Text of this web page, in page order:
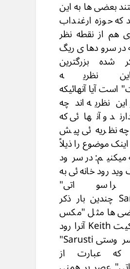
بعضی ها به این
که حوزه ارغنداب
هم از نقطه نظر
در سرودهای ریگ
شده بزرگترین
این نظریه
است آیا آنهائیکه
نظریه اند چه
و آنهائی که
نظریه ئی پیش
موضوع را ذیلاً
در سرود
رود خانه ئی به
سواتی"
Sarasvati چندین بار ذکر
ها مثل "مکس
مولر" وکیت Keith آنرا رود
خانۀ "سروستی Sarusti"
که عبارت از